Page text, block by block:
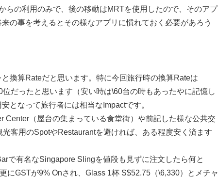
らの利用のみで、後の移動はMRTを使用したので、そのアプ
の事を考えるとその様なアプリに慣れておく必要があろう
換算Rateだと思います。特に今回旅行時の換算Rateは
だったと思います（安い時は\60台の時もあったやに記憶し
となって旅行者には相当なImpactです。
（屋台の集まっている食堂街）や前記した様な公共交
客用のSpotやRestaurantを避ければ、ある程度安く済ます
で有名なSingapore Slingを値段も見ずに注文したら何と
にGSTが9% Onされ、Glass 1杯 S$52.75（\6,330）とメチャ